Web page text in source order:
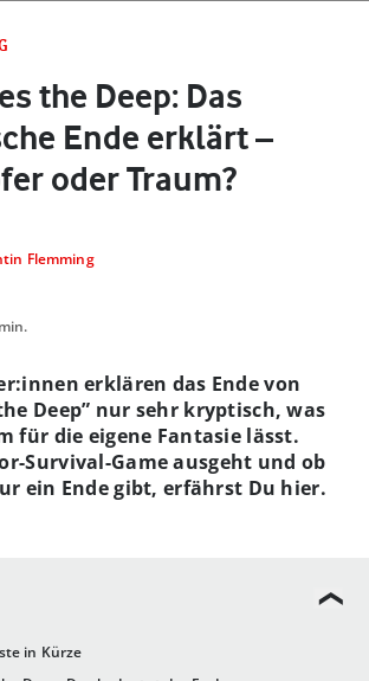
the Deep: Das
Ende erklärt –
oder Traum?
Flemming
in Kürze
erklären das Ende von
Deep” nur sehr kryptisch, was
für die eigene Fantasie lässt.
Survival-Game ausgeht und ob
ein Ende gibt, erfährst Du hier.